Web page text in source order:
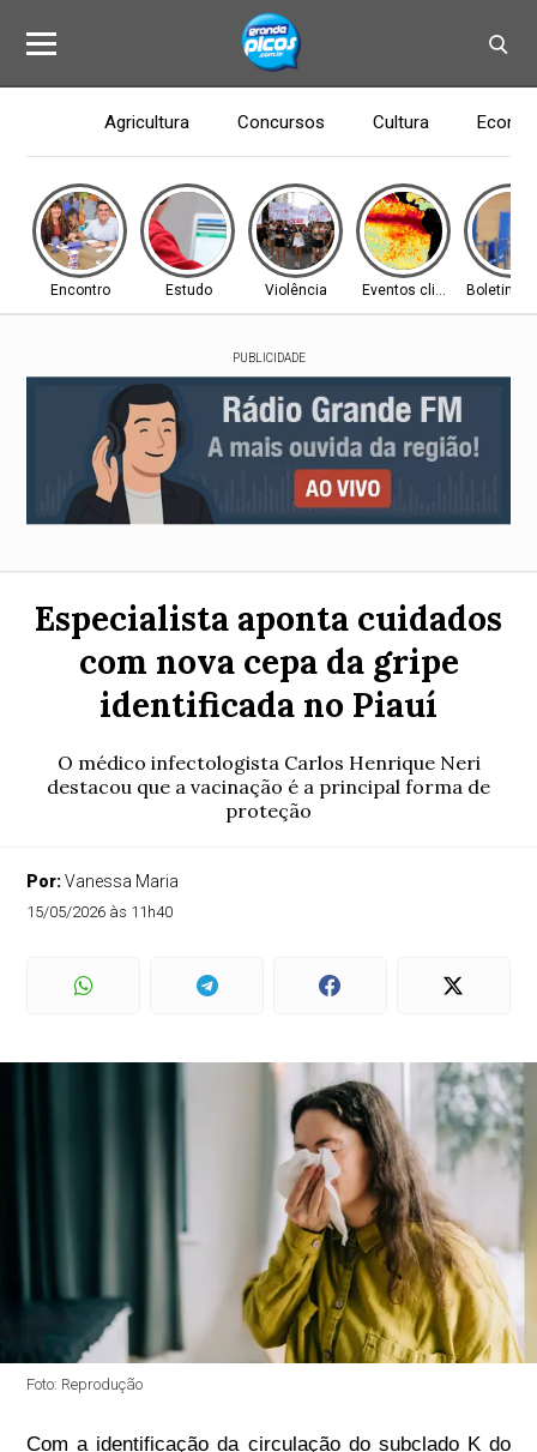
Agricultura Concursos Cultura
Encontro Estudo Violência Eventos climáticosBoletim
PUBLICIDADE
Especialista aponta cuidados
com nova cepa da gripe
identificada no Piauí
O médico infectologista Carlos Henrique Neri
destacou que a vacinação é a principal forma de
proteção
Por:Vanessa Maria
15/05/2026 às 11h40
Foto: Reprodução
Com a identificação da circulação do subclado K do